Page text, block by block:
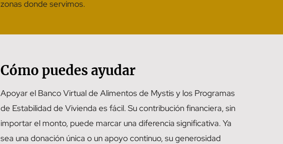
zonas donde servimos.
Cómo puedes ayudar
Apoyar el Banco Virtual de Alimentos de Mystis y los Programas
de Estabilidad de Vivienda es fácil. Su contribución financiera, sin
importar el monto, puede marcar una diferencia significativa. Ya
sea una donación única o un apoyo continuo, su generosidad